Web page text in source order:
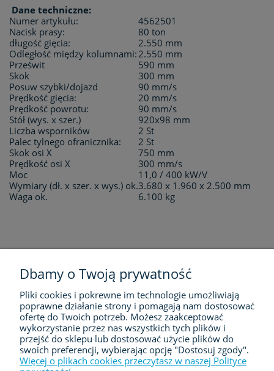
Dane techniczne:
Numer artykułu:
4562501
Nacisk prasy:
80 ton
długość gięcia:
2.550 mm
Odległość między kolumnami: 2.550 mm
Prześwit
590 mm
Skok
300 mm
Posuw szybki/dojazd
90 mm/s
Prędkość gięcia:
20 mm/s
Prędkość powrotu:
90 mm/s
Stół (wys. x szer.)
920x98 mm
Liczba wsporników
2 St
Palec tylnego ofranicznika:
2 St
Skok osi X
750 mm
Prędkość osi X
300 mm/s
Moc
11,0 / 400 kW/V
Wymiary (dł. x szer. x wys.) ok.3.680 x 1.960 x 2.500 mm
Waga ok.
6.100 kg
FIRMA
ZAKUPY
MOJE KONTO
Dbamy o Twoją prywatność
Pliki cookies i pokrewne im technologie umożliwiają
poprawne działanie strony i pomagają nam dostosować
ofertę do Twoich potrzeb. Możesz zaakceptować
wykorzystanie przez nas wszystkich tych plików i
przejść do sklepu lub dostosować użycie plików do
swoich preferencji, wybierając opcję "Dostosuj zgody".
Więcej o plikach cookies przeczytasz w naszej Polityce